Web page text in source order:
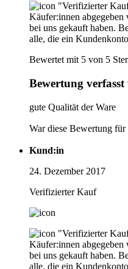
"Verifizierter
Käufer:innen abgegeben
bei uns gekauft haben.
alle, die ein
Bewertet mit 5 von 5
Bewertung verfasst
gute Qualität der Ware
War diese Bewertung
Kund:in
24. Dezember 2017
Verifizierter Kauf
"Verifizierter
Käufer:innen abgegeben
bei uns gekauft haben.
alle, die ein